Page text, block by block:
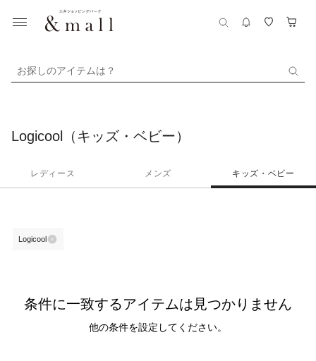
お探しのアイテムは？
Logicool（キッズ・ベビー）
レディース メンズ キッズ・ベビー
Logicool
条件に一致するアイテムは見つかりません
他の条件を設定してください。